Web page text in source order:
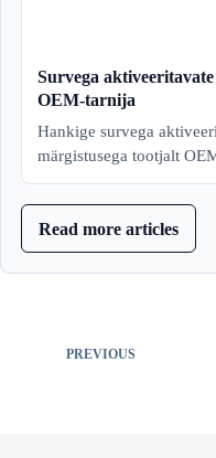
Survega
OEM-tarnija
Hankige survega
märgistusega tootjalt
Read more articles
PREVIOUS